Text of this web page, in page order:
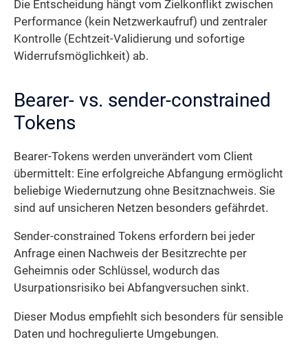
Die Entscheidung hängt vom Zielkonflikt zwischen
Performance (kein Netzwerk­aufruf) und zentraler
Kontrolle (Echtzeit-Validierung und sofortige
Widerrufsmöglichkeit) ab.
Bearer- vs. sender-constrained
Tokens
Bearer-Tokens werden unverändert vom Client
übermittelt: Eine erfolgreiche Abfangung ermöglicht
beliebige Wiedernutzung ohne Besitznachweis. Sie
sind auf unsicheren Netzen besonders gefährdet.
Sender-constrained Tokens erfordern bei jeder
Anfrage einen Nachweis der Besitzrechte per
Geheimnis oder Schlüssel, wodurch das
Usurpationsrisiko bei Abfangversuchen sinkt.
Dieser Modus empfiehlt sich besonders für sensible
Daten und hochregulierte Umgebungen.